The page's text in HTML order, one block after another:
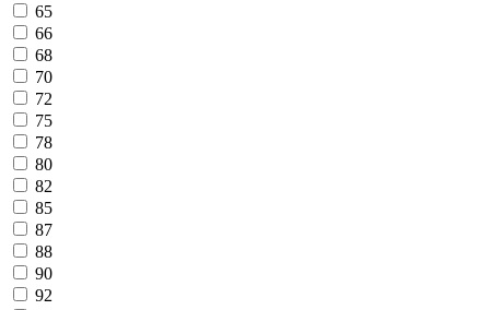
65
66
68
70
72
75
78
80
82
85
87
88
90
92